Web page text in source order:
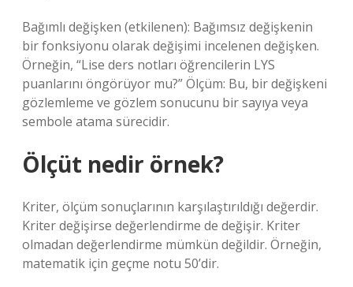
Bağımlı değişken (etkilenen): Bağımsız değişkenin
bir fonksiyonu olarak değişimi incelenen değişken.
Örneğin, “Lise ders notları öğrencilerin LYS
puanlarını öngörüyor mu?” Ölçüm: Bu, bir değişkeni
gözlemleme ve gözlem sonucunu bir sayıya veya
sembole atama sürecidir.
Ölçüt nedir örnek?
Kriter, ölçüm sonuçlarının karşılaştırıldığı değerdir.
Kriter değişirse değerlendirme de değişir. Kriter
olmadan değerlendirme mümkün değildir. Örneğin,
matematik için geçme notu 50’dir.